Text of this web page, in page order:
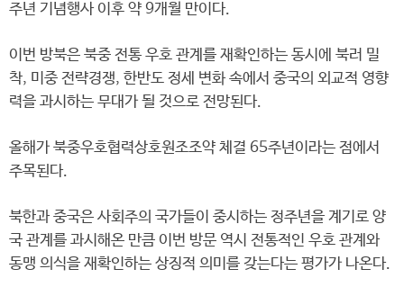
주년 기념행사 이후 약 9개월 만이다.
이번 방북은 북중 전통 우호 관계를 재확인하는 동시에 북러 밀
착, 미중 전략경쟁, 한반도 정세 변화 속에서 중국의 외교적 영향
력을 과시하는 무대가 될 것으로 전망된다.
올해가 북중우호협력상호원조조약 체결 65주년이라는 점에서
주목된다.
북한과 중국은 사회주의 국가들이 중시하는 정주년을 계기로 양
국 관계를 과시해온 만큼 이번 방문 역시 전통적인 우호 관계와
동맹 의식을 재확인하는 상징적 의미를 갖는다는 평가가 나온다.